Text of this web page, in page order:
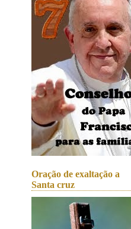
Oração de exaltação a
Santa cruz